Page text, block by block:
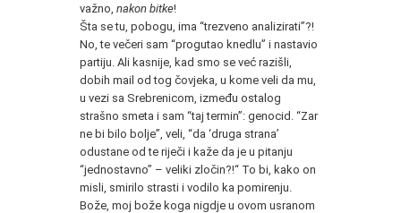
važno, nakon bitke!
Šta se tu, pobogu, ima “trezveno analizirati”?!
No, te večeri sam “progutao knedlu” i nastavio
partiju. Ali kasnije, kad smo se već razišli,
dobih mail od tog čovjeka, u kome veli da mu,
u vezi sa Srebrenicom, između ostalog
strašno smeta i sam “taj termin”: genocid. “Zar
ne bi bilo bolje”, veli, “da ‘druga strana’
odustane od te riječi i kaže da je u pitanju
“jednostavno” – veliki zločin?!“ To bi, kako on
misli, smirilo strasti i vodilo ka pomirenju.
Bože, moj bože koga nigdje u ovom usranom